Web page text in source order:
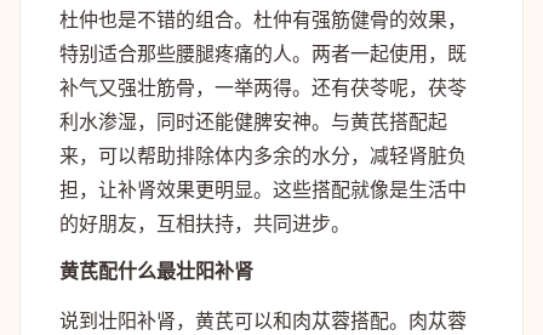
杜仲也是不错的组合。杜仲有强筋健骨的效果，
特别适合那些腰腿疼痛的人。两者一起使用，既
补气又强壮筋骨，一举两得。还有茯苓呢，茯苓
利水渗湿，同时还能健脾安神。与黄芪搭配起
来，可以帮助排除体内多余的水分，减轻肾脏负
担，让补肾效果更明显。这些搭配就像是生活中
的好朋友，互相扶持，共同进步。
黄芪配什么最壮阳补肾
说到壮阳补肾，黄芪可以和肉苁蓉搭配。肉苁蓉